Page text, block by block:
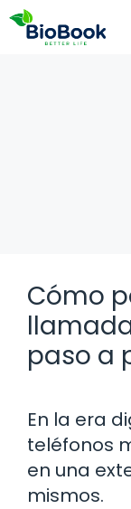
Saltar
Cómo
paso a
En la era
teléfonos
en una
mismos.